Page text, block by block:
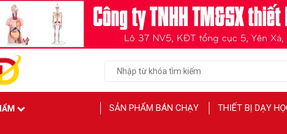
SẢN PHẨM BÁN CHẠY THIẾT BỊ DẠY